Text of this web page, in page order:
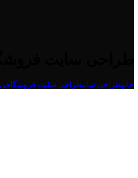
خانهطراحی سایتطراحی سایت فروشگاهی